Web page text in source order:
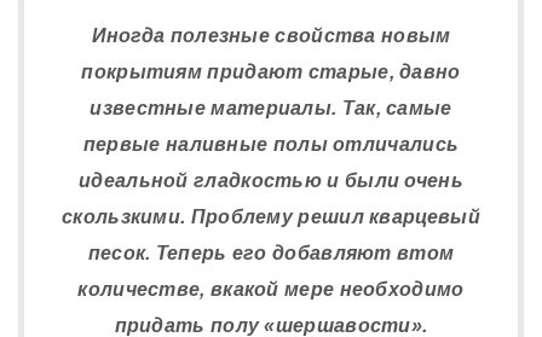
Иногда полезные свойства новым
покрытиям придают старые, давно
известные материалы. Так, самые
первые наливные полы отличались
идеальной гладкостью и были очень
скользкими. Проблему решил кварцевый
песок. Теперь его добавляют втом
количестве, вкакой мере необходимо
придать полу «шершавости».